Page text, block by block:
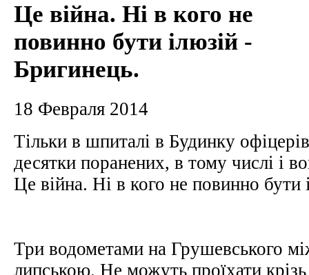
Це війна. Ні в кого не
повинно бути ілюзій -
Бригинець.
18 Февраля 2014
Тільки в шпиталі в Будинку
десятки поранених, в тому числі і
Це війна. Ні в кого не повинно бути
Три водометами на Грушевського
липською. Не можуть проїхати